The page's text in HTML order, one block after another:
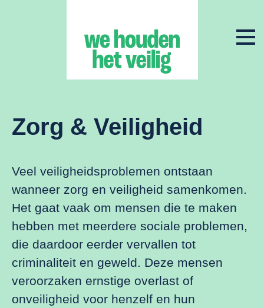
Zorg & Veiligheid
Veel veiligheidsproblemen ontstaan
wanneer zorg en veiligheid samenkomen.
Het gaat vaak om mensen die te maken
hebben met meerdere sociale problemen,
die daardoor eerder vervallen tot
criminaliteit en geweld. Deze mensen
veroorzaken ernstige overlast of
onveiligheid voor henzelf en hun